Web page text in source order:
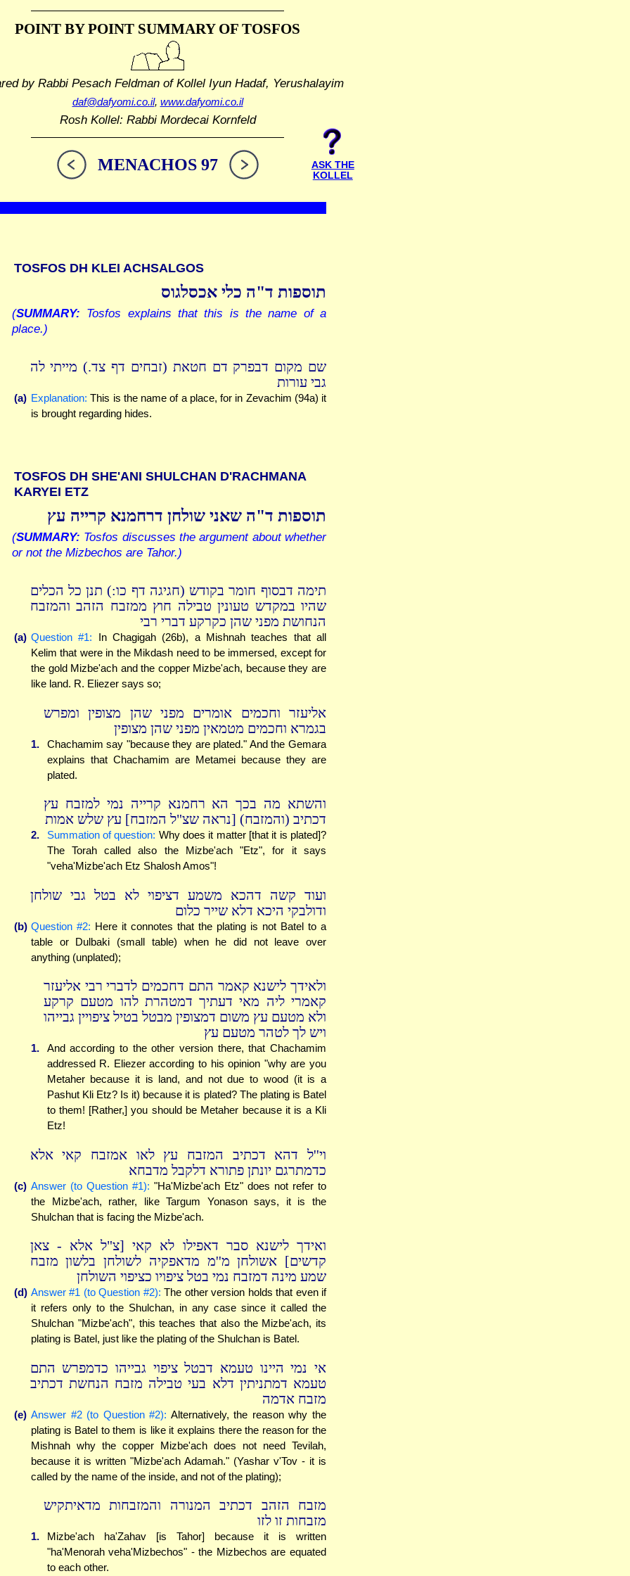
POINT BY POINT SUMMARYOF TOSFOS
by Rabbi Pesach Feldmanof Kollel Iyun Hadaf, Yerushalayim
daf@dafyomi.co.il, www.dafyomi.co.il
Rosh Kollel: Rabbi Mordecai Kornfeld
MENACHOS 97
ASK THE
KOLLEL
TOSFOS DH KLEI ACHSALGOS
תוספות ד"ה כלי אכסלגוס
(SUMMARY: Tosfos explains that this is the name of a
place.)
שם מקום דבפרק דם חטאת (זבחים דף צד.) מייתי לה
גבי עורות
(a) Explanation: This is the name of a place, for in Zevachim (94a) it
is brought regarding hides.
TOSFOS DH SHE'ANI SHULCHAN D'RACHMANA
KARYEI ETZ
תוספות ד"ה שאני שולחן דרחמנא קרייה עץ
(SUMMARY: Tosfos discusses the argument about whether
or not the Mizbechos are Tahor.)
תימה דבסוף חומר בקודש (חגיגה דף כו:) תנן כל הכלים
שהיו במקדש טעונין טבילה חוץ ממזבח הזהב והמזבח
הנחושת מפני שהן כקרקע דברי רבי
(a) Question #1: In Chagigah (26b), a Mishnah teaches that all
Kelim that were in the Mikdash need to be immersed, except for
the gold Mizbe'ach and the copper Mizbe'ach, because they are
like land. R. Eliezer says so;
אליעזר וחכמים אומרים מפני שהן מצופין ומפרש
בגמרא וחכמים מטמאין מפני שהן מצופין
1.
Chachamim say "because they are plated." And the Gemara
explains that Chachamim are Metamei because they are
plated.
והשתא מה בכך הא רחמנא קרייה נמי למזבח עץ
דכתיב (והמזבח) [נראה שצ"ל המזבח] עץ שלש אמות
2. Summation of question: Why does it matter [that it is plated]?
The Torah called also the Mizbe'ach "Etz", for it says
"veha'Mizbe'ach Etz Shalosh Amos"!
ועוד קשה דהכא משמע דציפוי לא בטל גבי שולחן
ודולבקי היכא דלא שייר כלום
(b) Question #2: Here it connotes that the plating is not Batel to a
table or Dulbaki (small table) when he did not leave over
anything (unplated);
ולאידך לישנא קאמר התם דחכמים לדברי רבי אליעזר
קאמרי ליה מאי דעתיך דמטהרת להו מטעם קרקע
ולא מטעם עץ משום דמצופין מבטל בטיל ציפויין גבייהו
ויש לך לטהר מטעם עץ
1.
And according to the other version there, that Chachamim
addressed R. Eliezer according to his opinion "why are you
Metaher because it is land, and not due to wood (it is a
Pashut Kli Etz? Is it) because it is plated? The plating is Batel
to them! [Rather,] you should be Metaher because it is a Kli
Etz!
וי''ל דהא דכתיב המזבח עץ לאו אמזבח קאי אלא
כדמתרגם יונתן פתורא דלקבל מדבחא
(c) Answer (to Question #1): "Ha'Mizbe'ach Etz" does not refer to
the Mizbe'ach, rather, like Targum Yonason says, it is the
Shulchan that is facing the Mizbe'ach.
ואידך לישנא סבר דאפילו לא קאי [צ"ל אלא - צאן
קדשים] אשולחן מ''מ מדאפקיה לשולחן בלשון מזבח
שמע מינה דמזבח נמי בטל ציפויו כציפוי השולחן
(d) Answer #1 (to Question #2): The other version holds that even if
it refers only to the Shulchan, in any case since it called the
Shulchan "Mizbe'ach", this teaches that also the Mizbe'ach, its
plating is Batel, just like the plating of the Shulchan is Batel.
אי נמי היינו טעמא דבטל ציפוי גבייהו כדמפרש התם
טעמא דמתניתין דלא בעי טבילה מזבח הנחשת דכתיב
מזבח אדמה
(e) Answer #2 (to Question #2): Alternatively, the reason why the
plating is Batel to them is like it explains there the reason for the
Mishnah why the copper Mizbe'ach does not need Tevilah,
because it is written "Mizbe'ach Adamah." (Yashar v'Tov - it is
called by the name of the inside, and not of the plating);
מזבח הזהב דכתיב המנורה והמזבחות מדאיתקיש
מזבחות זו לזו
1.
Mizbe'ach ha'Zahav [is Tahor] because it is written
"ha'Menorah veha'Mizbechos" - the Mizbechos are equated
to each other.